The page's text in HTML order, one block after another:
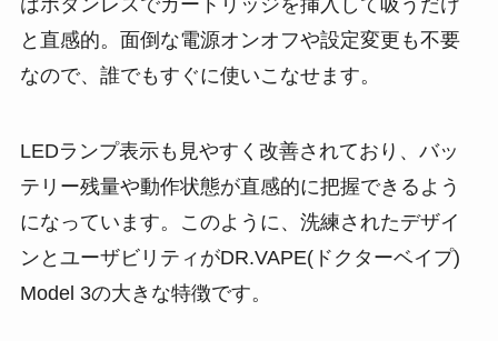
はボタンレスでカートリッジを挿入して吸うだけ
と直感的​。面倒な電源オンオフや設定変更も不要
なので、誰でもすぐに使いこなせます。
LEDランプ表示も見やすく改善されており、バッ
テリー残量や動作状態が直感的に把握できるよう
になっています​。このように、洗練されたデザイ
ンとユーザビリティがDR.VAPE(ドクターベイプ)
Model 3の大きな特徴です。